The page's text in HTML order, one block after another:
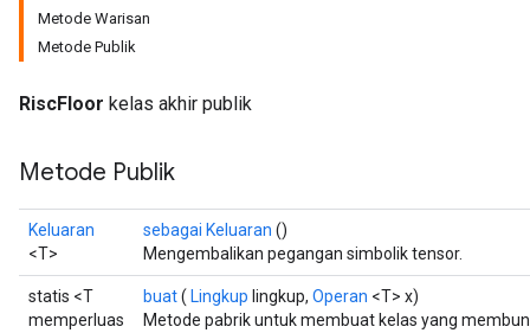
Metode Warisan
Metode Publik
RiscFloor kelas akhir publik
Metode Publik
Keluaran
<T>
sebagai Keluaran ()
Mengembalikan pegangan simbolik tensor.
statis <T
memperluas
buat( Lingkup lingkup, Operan <T> x)
Metode pabrik untuk membuat kelas yang